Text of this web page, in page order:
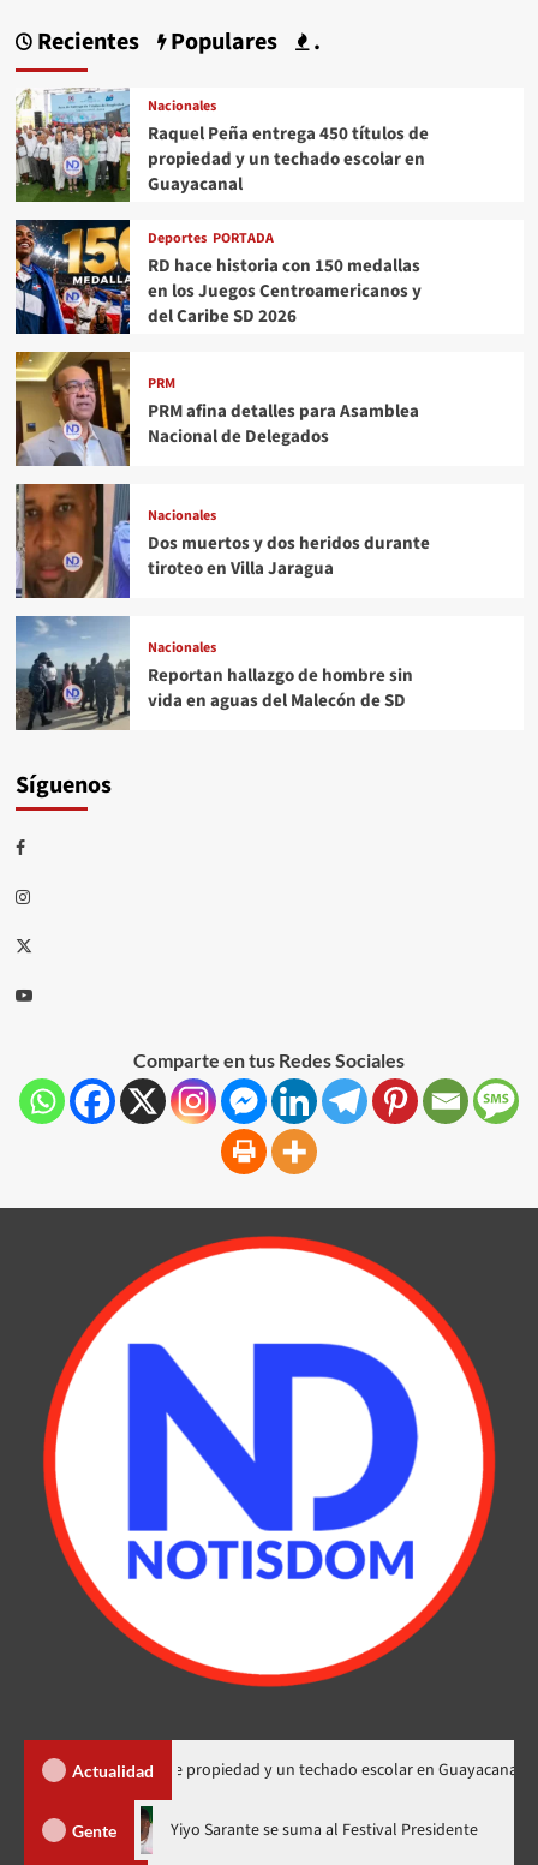
Recientes Populares .
Nacionales
Raquel Peña entrega 450 títulos de
propiedad y un techado escolar en
Guayacanal
Deportes PORTADA
RD hace historia con 150 medallas
en los Juegos Centroamericanos y
del Caribe SD 2026
PRM
PRM afina detalles para Asamblea
Nacional de Delegados
Nacionales
Dos muertos y dos heridos durante
tiroteo en Villa Jaragua
Nacionales
Reportan hallazgo de hombre sin
vida en aguas del Malecón de SD
Síguenos
Comparte en tus Redes Sociales
Actualidad
450 títulos de propiedad y un techado escolar en Guayacanal
Gente
en nuevo horario Yiyo Sarante se suma al Festival